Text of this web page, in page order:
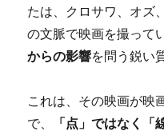
たは、クロサワ、オズ
の文脈で映画を撮って
からの影響を問う鋭い
これは、その映画が映
で、
「点」ではなく「